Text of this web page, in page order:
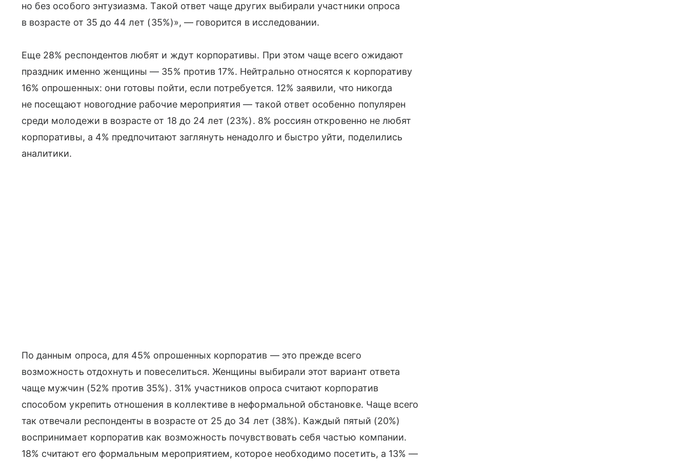
но без особого энтузиазма. Такой ответ чаще других выбирали участники опроса
в возрасте от 35 до 44 лет (35%)», — говорится в исследовании.
Еще 28% респондентов любят и ждут корпоративы. При этом чаще всего ожидают
праздник именно женщины — 35% против 17%. Нейтрально относятся к корпоративу
16% опрошенных: они готовы пойти, если потребуется. 12% заявили, что никогда
не посещают новогодние рабочие мероприятия — такой ответ особенно популярен
среди молодежи в возрасте от 18 до 24 лет (23%). 8% россиян откровенно не любят
корпоративы, а 4% предпочитают заглянуть ненадолго и быстро уйти, поделились
аналитики.
По данным опроса, для 45% опрошенных корпоратив — это прежде всего
возможность отдохнуть и повеселиться. Женщины выбирали этот вариант ответа
чаще мужчин (52% против 35%). 31% участников опроса считают корпоратив
способом укрепить отношения в коллективе в неформальной обстановке. Чаще всего
так отвечали респонденты в возрасте от 25 до 34 лет (38%). Каждый пятый (20%)
воспринимает корпоратив как возможность почувствовать себя частью компании.
18% считают его формальным мероприятием, которое необходимо посетить, а 13% —